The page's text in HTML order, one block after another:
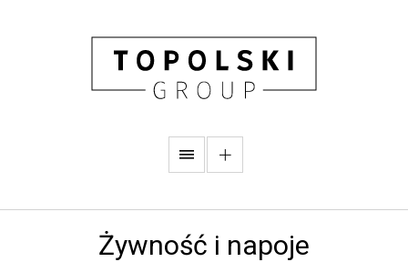
Żywność i napoje